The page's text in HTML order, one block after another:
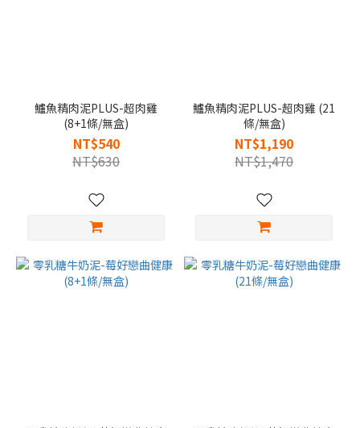
鱸魚精肉泥PLUS-超肉雞
(8+1條/無盒)
NT$540
NT$630
鱸魚精肉泥PLUS-超肉雞 (21
條/無盒)
NT$1,190
NT$1,470